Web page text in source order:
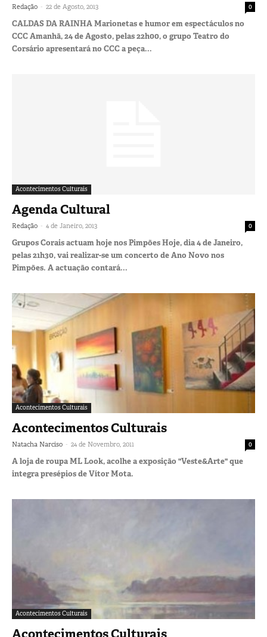
Redação - 22 de Agosto, 2013 0
CALDAS DA RAINHA Marionetas e humor em espectáculos no
CCC Amanhã, 24 de Agosto, pelas 22h00, o grupo Teatro do
Corsário apresentará no CCC a peça...
Acontecimentos Culturais
Agenda Cultural
Redação - 4 de Janeiro, 2013 0
Grupos Corais actuam hoje nos Pimpões Hoje, dia 4 de Janeiro,
pelas 21h30, vai realizar-se um concerto de Ano Novo nos
Pimpões. A actuação contará...
Acontecimentos Culturais
Acontecimentos Culturais
Natacha Narciso - 24 de Novembro, 2011 0
A loja de roupa ML Look, acolhe a exposição "Veste&Arte" que
integra presépios de Vítor Mota.
Acontecimentos Culturais